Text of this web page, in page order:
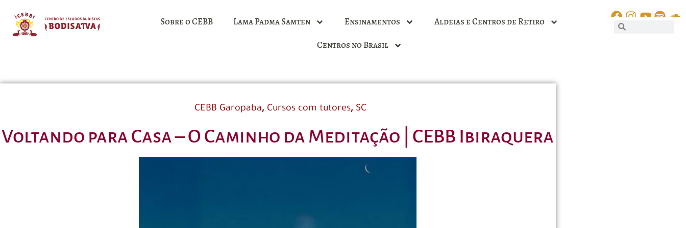
Sobre o CEBB Lama Padma Samten Ensinamentos
Aldeias e Centros de Retiro
Centros no Brasil
CEBB Garopaba, Cursos com tutores, SC
Voltando para Casa – O Caminho da Meditação | CEBB Ibiraquera